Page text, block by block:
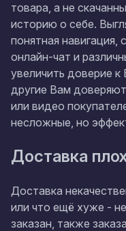
товара, а не
историю о себе.
понятная
онлайн-чат и
увеличить доверие
другие Вам
или видео
несложные, но
Доставка
Доставка
или что ещё хуже -
заказан, также